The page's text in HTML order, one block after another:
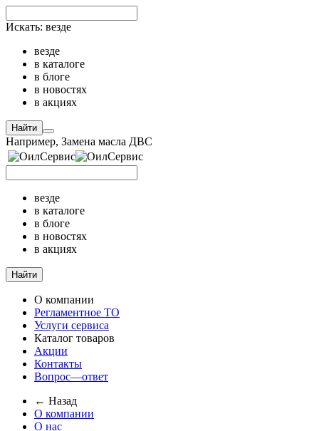
Искать: везде
везде
в каталоге
в блоге
в новостях
в акциях
Найти
Например, Замена масла ДВС
везде
в каталоге
в блоге
в новостях
в акциях
Найти
О компании
Регламентное ТО
Услуги сервиса
Каталог товаров
Акции
Контакты
Вопрос—ответ
← Назад
О компании
О нас